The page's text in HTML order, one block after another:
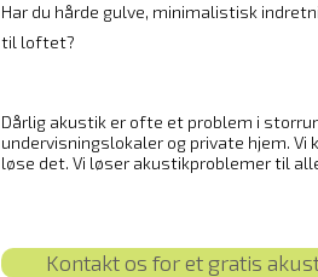
Har du hårde gulve, minimalistisk
til loftet?
Dårlig akustik er ofte et problem i
undervisningslokaler og private hjem.
løse det. Vi løser akustikproblemer til
Kontakt os for et gratis